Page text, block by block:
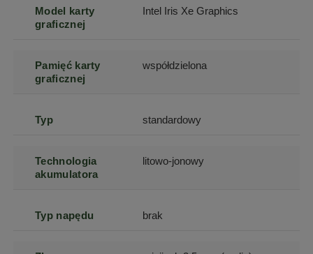
Model karty
graficznej
Intel Iris Xe Graphics
Pamięć karty
graficznej
współdzielona
Typ standardowy
Technologia
akumulatora
litowo-jonowy
Typ napędu brak